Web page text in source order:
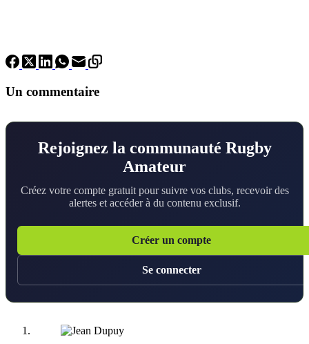
Un commentaire
Rejoignez la communauté Rugby
Amateur
Créez votre compte gratuit pour suivre vos clubs, recevoir des
alertes et accéder à du contenu exclusif.
Créer un compte
Se connecter